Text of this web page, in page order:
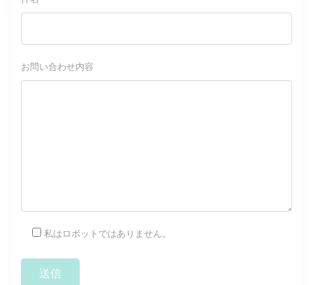
お問い合わせ内容
私はロボットではありません。